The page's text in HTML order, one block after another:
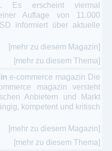
Es erscheint viermal
Auflage von 11.000
informiert über aktuelle
[mehr zu diesem Magazin]
[mehr zu diesem Thema]
e-commerce magazin Die
magazin versteht
Anbietern und Markt
kompetent und kritisch
[mehr zu diesem Magazin]
[mehr zu diesem Thema]